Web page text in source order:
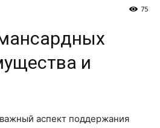
75
и
аспект поддержания